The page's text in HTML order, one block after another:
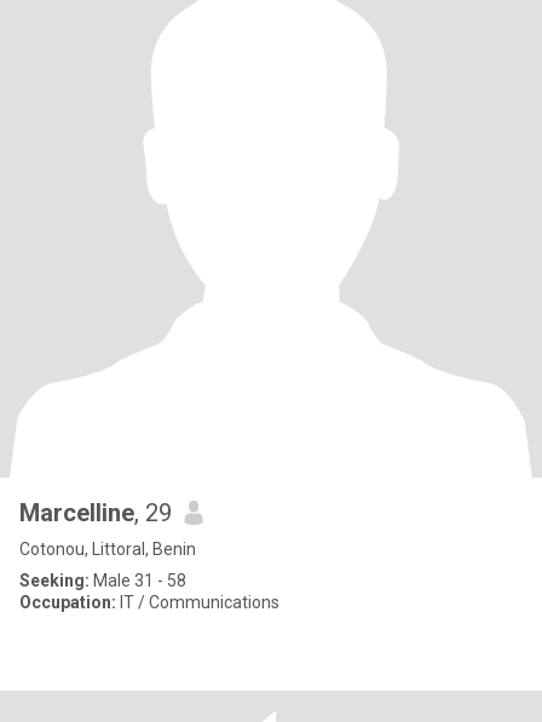
Marcelline, 29
Cotonou, Littoral, Benin
Seeking: Male 31 - 58
Occupation: IT / Communications